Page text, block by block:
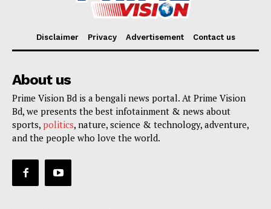
Disclaimer Privacy Advertisement Contact us
About us
Prime Vision Bd is a bengali news portal. At Prime Vision
Bd, we presents the best infotainment & news about
sports, politics, nature, science & technology, adventure,
and the people who love the world.